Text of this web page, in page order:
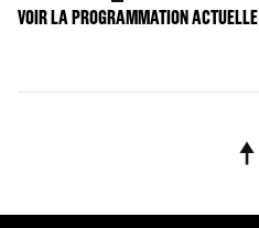
VOIR LA PROGRAMMATION ACTUELLE